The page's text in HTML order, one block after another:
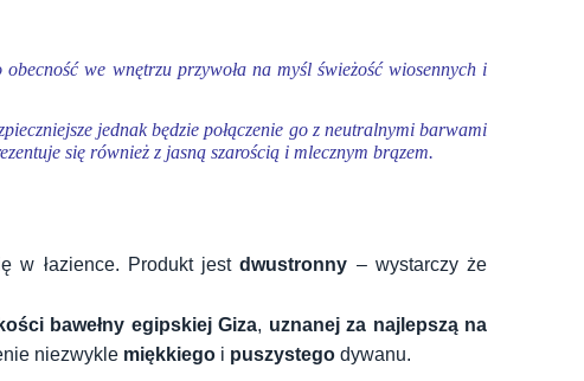
we wnętrzu przywoła na myśl świeżość wiosennych i
jednak będzie połączenie go z neutralnymi barwami
się również z jasną szarością i mlecznym brązem.
w łazience. Produkt jestdwustronny – wystarczy że
bawełny egipskiej Giza, uznanej za najlepszą na
niezwykle miękkiego i puszystego dywanu.